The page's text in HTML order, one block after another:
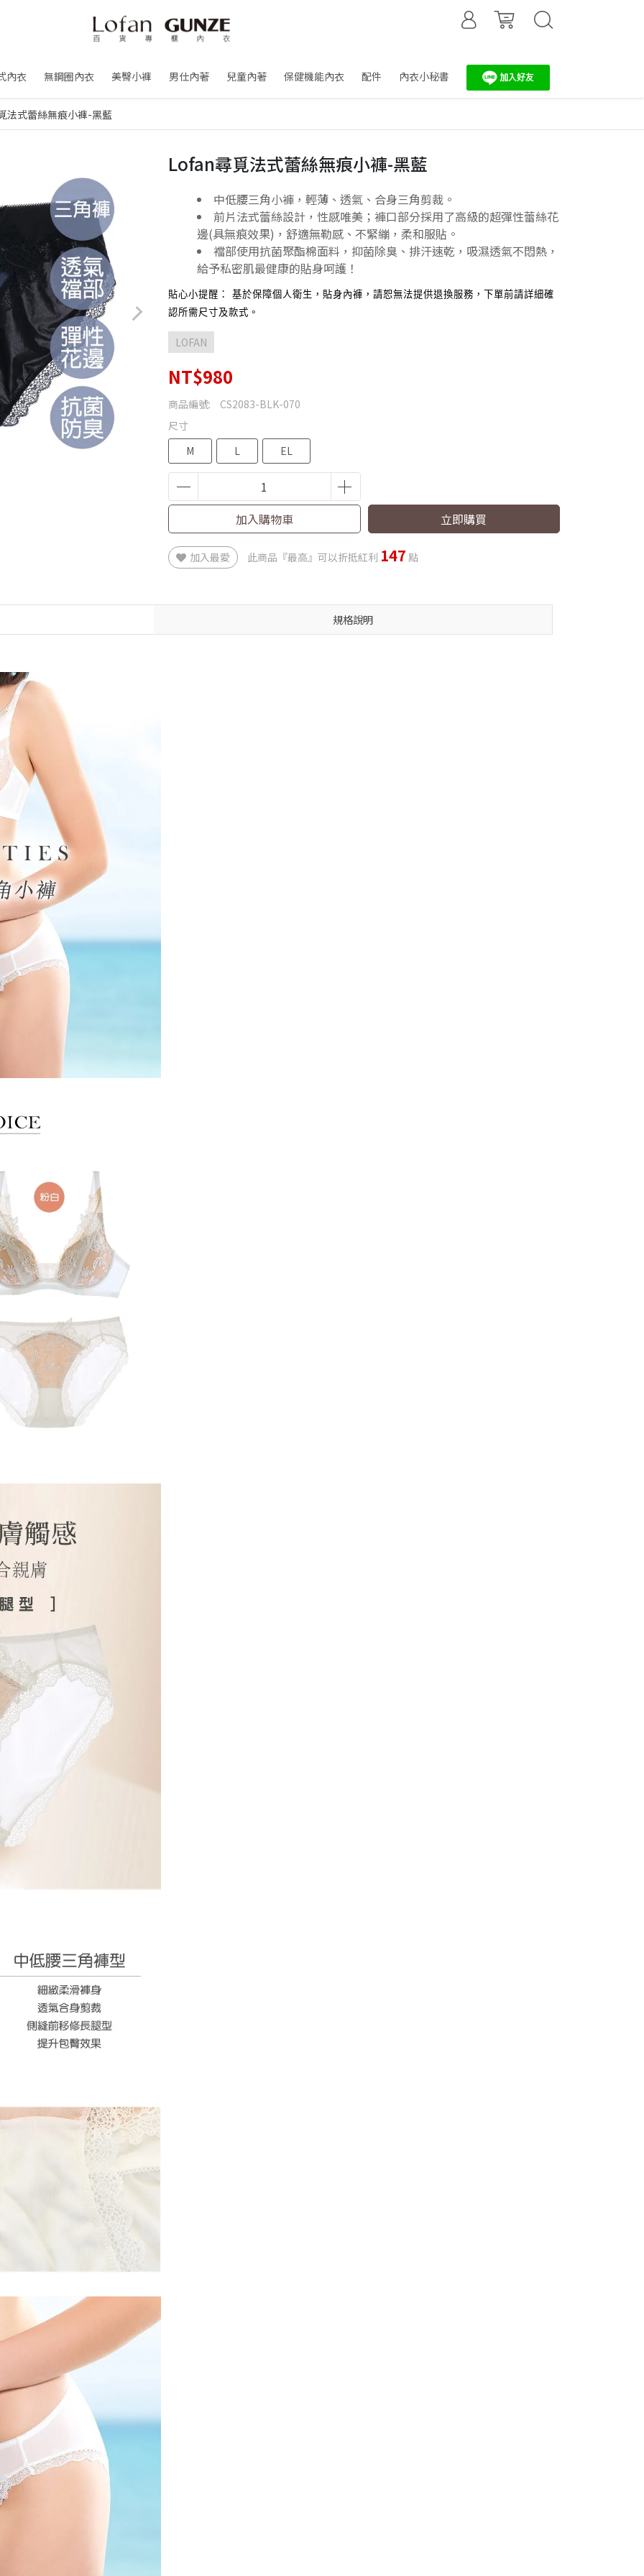
內衣 無鋼圈內衣 美臀小褲 男仕內著 兒童內著 保健機能內衣 配件 內衣小秘書
法式蕾絲無痕小褲-黑藍
Lofan尋覓法式蕾絲無痕小褲-黑藍
中低腰三角小褲，輕薄、透氣、合身三角剪裁。
前片法式蕾絲設計，性感唯美；褲口部分採用了高級的超彈性蕾絲花
邊(具無痕效果)，舒適無勒感、不緊繃，柔和服貼。
襠部使用抗菌聚酯棉面料，抑菌除臭、排汗速乾，吸濕透氣不悶熱，
給予私密肌最健康的貼身呵護！
貼心小提醒： 基於保障個人衛生，貼身內褲，請恕無法提供退換服務，下單前請詳細確
認所需尺寸及款式。
LOFAN
NT$980
商品編號:
CS2083-BLK-070
尺寸
M
L EL
加入購物車 立即購買
加入最愛 此商品『最高』可以折抵紅利 147 點
規格說明